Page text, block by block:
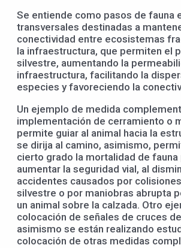
Se entiende como pasos de fauna
transversales destinadas a
conectividad entre ecosistemas
la infraestructura, que permiten el
silvestre, aumentando la
infraestructura, facilitando la
especies y favoreciendo la
Un ejemplo de medida
implementación de cerramiento o
permite guiar al animal hacia la
se dirija al camino, asimismo,
cierto grado la mortalidad de
aumentar la seguridad vial, al
accidentes causados por
silvestre o por maniobras abrupta
un animal sobre la calzada. Otro
colocación de señales de cruces
asimismo se están realizando
colocación de otras medidas